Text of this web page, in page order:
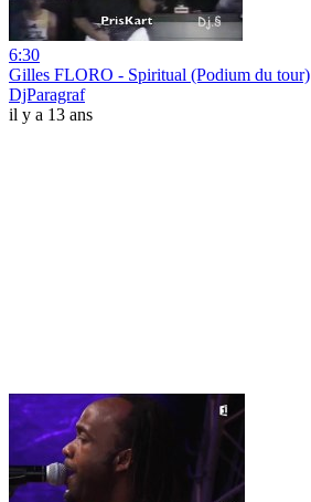
6:30
Gilles FLORO - Spiritual (Podium du tour)
DjParagraf
il y a 13 ans